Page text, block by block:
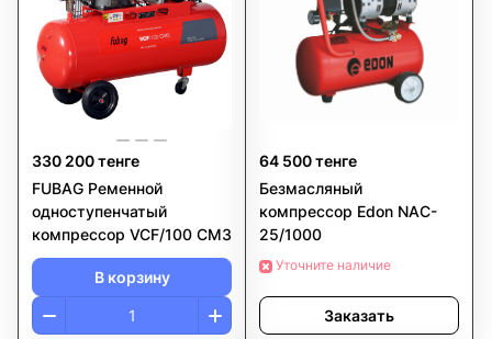
330 200 тенге
FUBAG Ременной
одноступенчатый
компрессор VCF/100 CM3
В корзину
64 500 тенге
Безмасляный
компрессор Edon NAC-
25/1000
Уточните наличие
Заказать